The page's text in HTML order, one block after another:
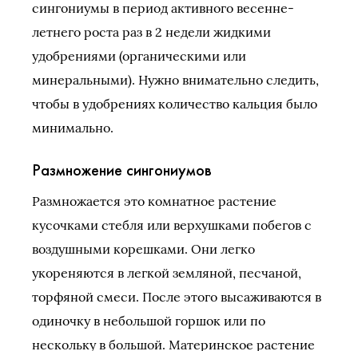
сингониумы в период активного весенне-
летнего роста раз в 2 недели жидкими
удобрениями (органическими или
минеральными). Нужно внимательно следить,
чтобы в удобрениях количество кальция было
минимально.
Размножение сингониумов
Размножается это комнатное растение
кусочками стебля или верхушками побегов с
воздушными корешками. Они легко
укореняются в легкой земляной, песчаной,
торфяной смеси. После этого высаживаются в
одиночку в небольшой горшок или по
нескольку в большой. Материнское растение